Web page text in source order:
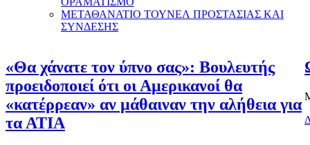
ΜΕΤΑΘΑΝΑΤΙΟ ΤΟΥΝΕΛ ΠΡΟΣΤΑΣΙΑΣ ΚΑΙ
ΣΥΝΔΕΣΗΣ
«Θα χάνατε τον ύπνο σας»: Βουλευτής
προειδοποιεί ότι οι Αμερικανοί θα
«κατέρρεαν» αν μάθαιναν την αλήθεια για
τα ΑΤΙΑ